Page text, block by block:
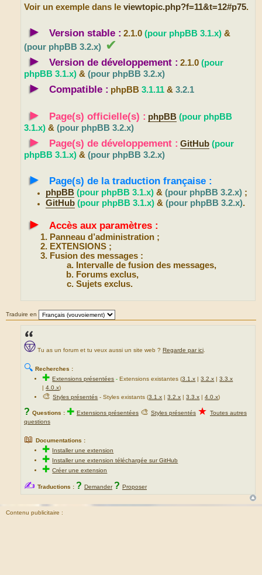
Voir un exemple dans le viewtopic.php?f=11&t=12#p75.
► Version stable : 2.1.0 (pour phpBB 3.1.x) &
(pour phpBB 3.2.x) ✔
►
Version de développement : 2.1.0 (pour
phpBB 3.1.x) & (pour phpBB 3.2.x)
► Compatible : phpBB 3.1.11 & 3.2.1
► Page(s) officielle(s) : phpBB (pour phpBB
3.1.x) & (pour phpBB 3.2.x)
► Page(s) de développement : GitHub (pour
phpBB 3.1.x) & (pour phpBB 3.2.x)
► Page(s) de la traduction française :
phpBB (pour phpBB 3.1.x) &(pour phpBB 3.2.x) ;
GitHub (pour phpBB 3.1.x) &(pour phpBB 3.2.x).
► Accès aux paramètres :
Panneau d’administration ;
EXTENSIONS ;
Fusion des messages :
Intervalle de fusion des messages,
Forums exclus,
Sujets exclus.
Traduire en
Tu as un forum et tu veux aussi un site web ? Regarde par ici
🔍 Recherches :
✚Extensions présentées -Extensions existantes (3.1.x |3.2.x |3.3.x
|4.0.x)
🎨Styles présentés - Styles existants (3.1.x |3.2.x |3.3.x |4.0.x)
? Questions : ✚ Extensions présentées 🎨 Styles présentés ★ Toutes autres
questions
📖 Documentations :
✚ Installer une extension
✚ Installer une extension téléchargée sur GitHub
✚Créer une extension
✍ Traductions : ? Demander ? Proposer
Contenu publicitaire :